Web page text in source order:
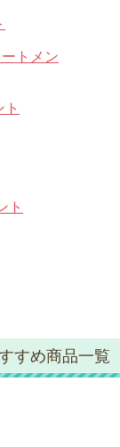
トメン
ト
すめ商品一覧